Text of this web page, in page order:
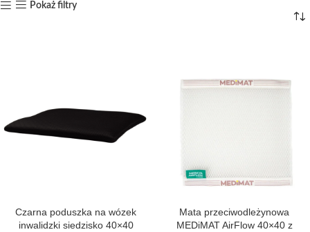
Pokaż filtry
Czarna poduszka na wózek
inwalidzki siedzisko 40×40
Mata przeciwodleżynowa
MEDiMAT AirFlow 40×40 z